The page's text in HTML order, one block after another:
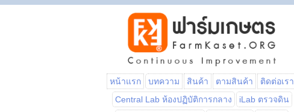
หน้าแรก บทความ สินค้า ตามสินค้า
ติดต่อเรา
Central Lab ห้องปฏิบัติการกลาง
iLab ตรวจดิน